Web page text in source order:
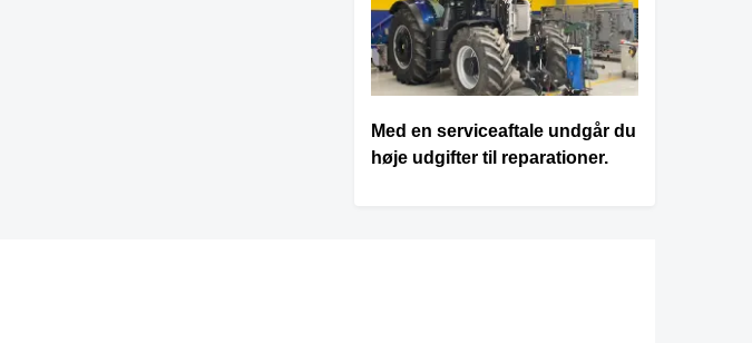
Med en serviceaftale undgår du
høje udgifter til reparationer.